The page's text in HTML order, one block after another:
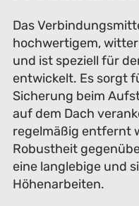
Das
hochwertigem,
und ist speziell für
entwickelt. Es sorgt
Sicherung beim
auf dem Dach
regelmäßig entfernt
Robustheit
eine langlebige und
Höhenarbeiten.